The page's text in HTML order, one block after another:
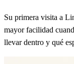
Su primera visita a
mayor facilidad
llevar dentro y qué